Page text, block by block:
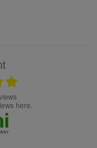
here.